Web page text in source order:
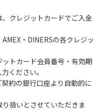
による焚き火、キャンプフ
サウナの設置
川は、上流で雨が降ると短
大変危険な状態になりや
れる事故が数件起きてい
クレジットカードでご入金
・DINERSの各クレジッ
トカード会員番号・有効期
ください。
約の銀行口座より自動的に
扱いとさせていただきま